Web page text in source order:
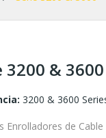
3200 &
3200 & 3600
Enrolladores de